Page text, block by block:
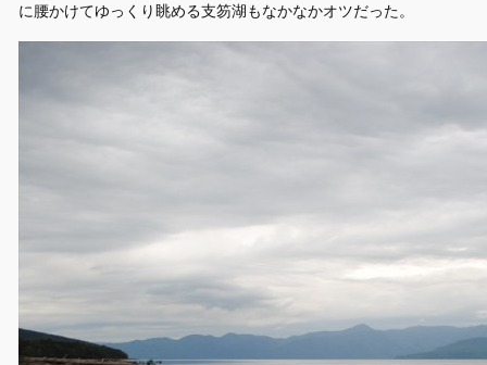
に腰かけてゆっくり眺める支笏湖もなかなかオツだった。